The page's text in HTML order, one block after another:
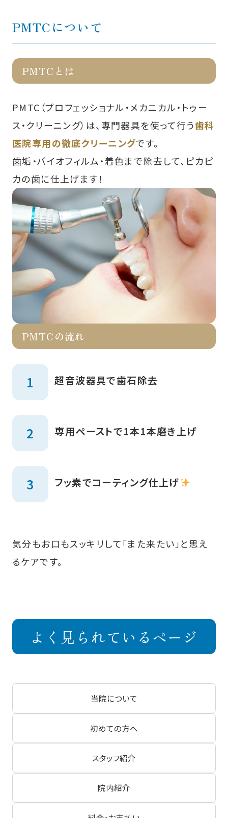
PMTCについて
PMTCとは
PMTC（プロフェッショナル・メカニカル・トゥー
ス・クリーニング）は、専門器具を使って行う歯科
医院専用の徹底クリーニングです。
歯垢・バイオフィルム・着色まで除去して、ピカピ
カの歯に仕上げます！
PMTCの流れ
超音波器具で歯石除去
専用ペーストで1本1本磨き上げ
フッ素でコーティング仕上げ
気分もお口もスッキリして「また来たい」と思え
るケアです。
よく見られているページ
当院について
初めての方へ
スタッフ紹介
院内紹介